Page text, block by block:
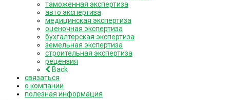
таможенная экспертиза
авто экспертиза
медицинская экспертиза
оценочная экспертиза
бухгалтерская экспертиза
земельная экспертиза
строительная экспертиза
рецензия
Back
связаться
о компании
полезная информация